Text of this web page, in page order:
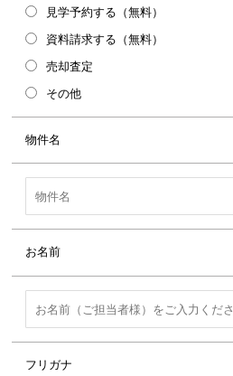
見学予約する（無料）
資料請求する（無料）
売却査定
その他
物件名
お名前
フリガナ